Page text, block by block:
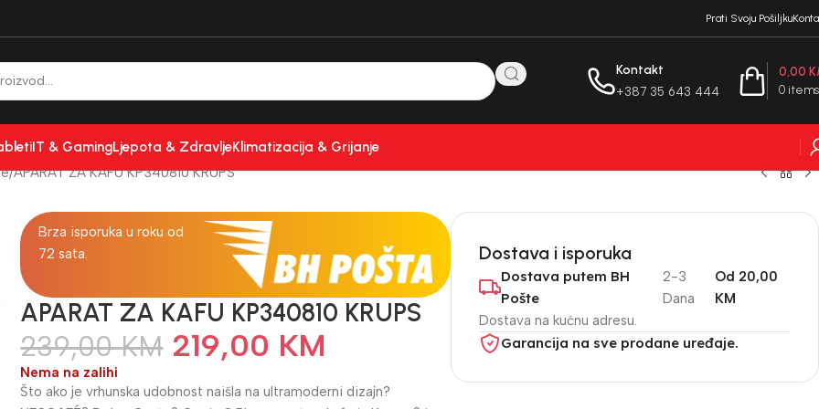
Prati Svoju Pošiljku
Kontakt
+387 35 643 444 0 items
0,00
IT & GamingLjepota & ZdravljeKlimatizacija & Grijanje
APARAT ZA KAFU KP340810 KRUPS
Brza isporuka u roku od
72 sata.
APARAT ZA KAFU KP340810 KRUPS
239,00KM 219,00 KM
Nema na zalihi
Što ako je vrhunska udobnost naišla na ultramoderni dizajn?
Dostava i isporuka
Dostava putem BH
Pošte
Dostava na kućnu adresu.
2-3
Dana
Od 20,00
KM
Garancija na sve prodane uređaje.